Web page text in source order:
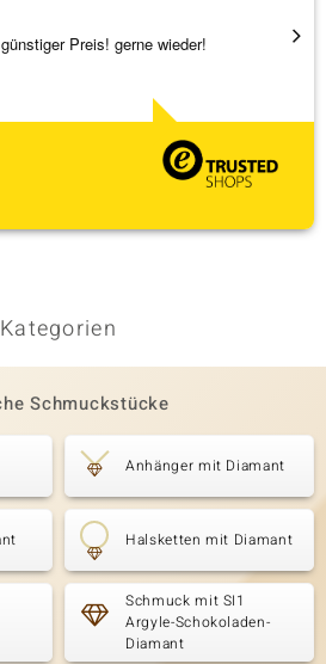
Preis! gerne wieder!
Kategorien
Schmuckstücke
Anhänger mit Diamant
Halsketten mit Diamant
Schmuck mit SI1
Argyle-Schokoladen-
Diamant